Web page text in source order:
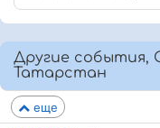
Другие события,
Татарстан
еще